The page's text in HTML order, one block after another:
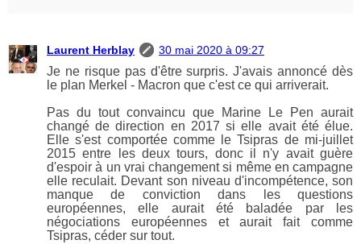
Laurent Herblay 30 mai 2020 à 09:27
Je ne risque pas d'être surpris. J'avais annoncé dès
le plan Merkel - Macron que c'est ce qui arriverait.
Pas du tout convaincu que Marine Le Pen aurait
changé de direction en 2017 si elle avait été élue.
Elle s'est comportée comme le Tsipras de mi-juillet
2015 entre les deux tours, donc il n'y avait guère
d'espoir à un vrai changement si même en campagne
elle reculait. Devant son niveau d'incompétence, son
manque de conviction dans les questions
européennes, elle aurait été baladée par les
négociations européennes et aurait fait comme
Tsipras, céder sur tout.